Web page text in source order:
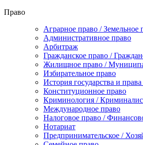
Право
Аграрное право / Земельное
Административное право
Арбитраж
Гражданское право /
Жилищное право /
Избирательное право
История государства и
Конституционное право
Криминология /
Международное право
Налоговое право /
Нотариат
Предпринимательское /